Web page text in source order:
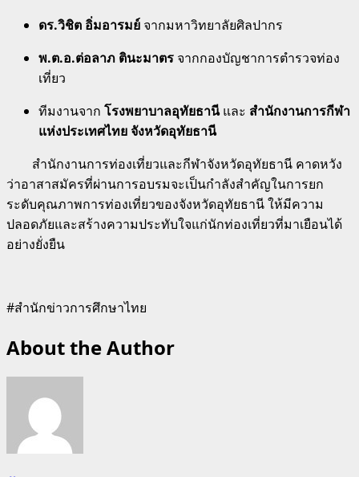
ดร.วิชิต อิ่มอารมย์ จากมหาวิทยาลัยศิลปากร
พ.ต.อ.ต่อลาภ ตินะมาตร จากกองบัญชาการตำรวจท่อง
เที่ยว
ทีมงานจาก โรงพยาบาลอุทัยธานีและ สำนักงานการกีฬา
แห่งประเทศไทย จังหวัดอุทัยธานี
สำนักงานการท่องเที่ยวและกีฬาจังหวัดอุทัยธานี คาดหวัง
ว่าอาสาสมัครที่ผ่านการอบรมจะเป็นกำลังสำคัญในการยก
ระดับคุณภาพการท่องเที่ยวของจังหวัดอุทัยธานี ให้มีความ
ปลอดภัยและสร้างความประทับใจแก่นักท่องเที่ยวที่มาเยือนได้
อย่างยั่งยืน
#สำนักข่าวการศึกษาไทย
About the Author